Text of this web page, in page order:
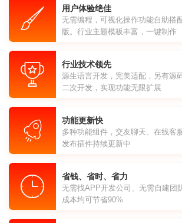
用户体验绝佳
无需编程，可视化操作功能自助搭
版。行业主题模板丰富，一键制作
行业技术领先
源生语言开发，完美适配，另有源
二次开发，实现功能无限扩展
功能更新快
多种功能组件，交友聊天、在线客
发布插件持续更新中
省钱、省时、省力
无需找APP开发公司、无需自建团
成本均可节省90%